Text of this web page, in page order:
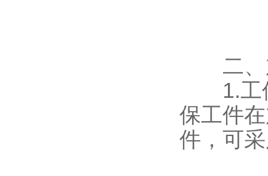
二、
1.工件
保工件
件，可